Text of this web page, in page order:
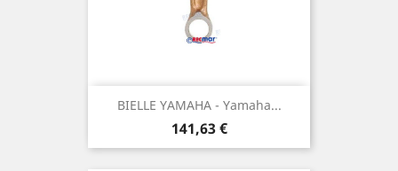
BIELLE YAMAHA - Yamaha...
Prix
141,63 €